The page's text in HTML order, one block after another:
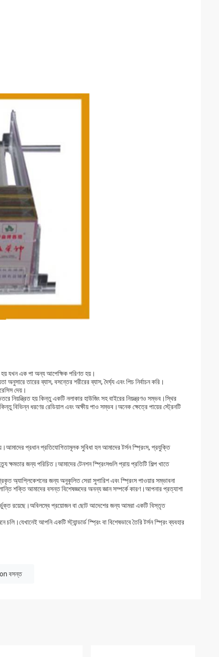
হয় যখন এক পা অন্য আপেক্ষিক পরিণত হয়।
তারের ব্যাস, বসন্তের শরীরের ব্যাস, দৈর্ঘ্য এবং পিচ নির্বাচন করি।
দেয়।
নিয়ন্ত্রিত হয় কিন্তু একটি নলাকার হাউজিং সহ বাইরের নিয়ন্ত্রণও সম্ভব।স্থির
বিভিন্ন ধরণের রেডিয়াল এবং অক্ষীয় পাও সম্ভব।অনেক ক্ষেত্রে পায়ের স্ট্রেনটি
প্রধান প্রতিযোগিতামূলক সুবিধা হল আমাদের টর্সন স্প্রিংস, প্রযুক্তি
ক্ষমতার জন্য পরিচিত।আমাদের টেনশন স্প্রিংসগুলি প্রায় প্রতিটি শিল্প খাতে
অ্যাপ্লিকেশনের জন্য অনুকূলিত সেরা সুপারিশ এবং স্প্রিংস পাওয়ার সম্ভাবনা
শক্তি আমাদের বসন্ত বিশেষজ্ঞদের অনন্য জ্ঞান সম্পর্কে কারণ।আপনার প্রত্যাশা
রয়েছে।অবিলম্বে প্রয়োজন বা ছোট আদেশের জন্য আমরা একটি বিস্তৃত
আপনি একটি স্ট্যান্ডার্ড স্প্রিং বা বিশেষভাবে তৈরি টর্সন স্প্রিং ব্যবহার
বসন্ত